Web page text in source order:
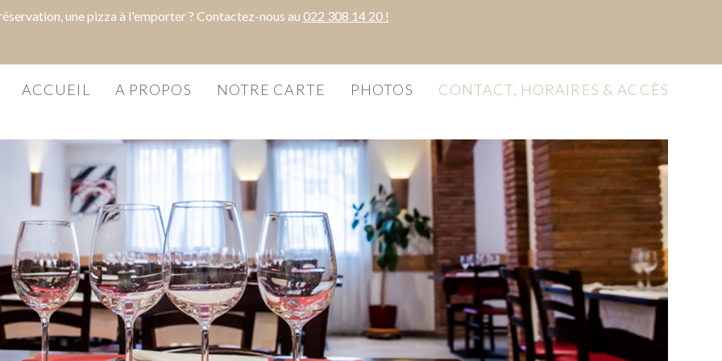
une pizza à l'emporter ? Contactez-nous au 022 308 14 20 !
ACCUEIL A PROPOS NOTRE CARTE PHOTOS CONTACT, HORAIRES & ACCÈS